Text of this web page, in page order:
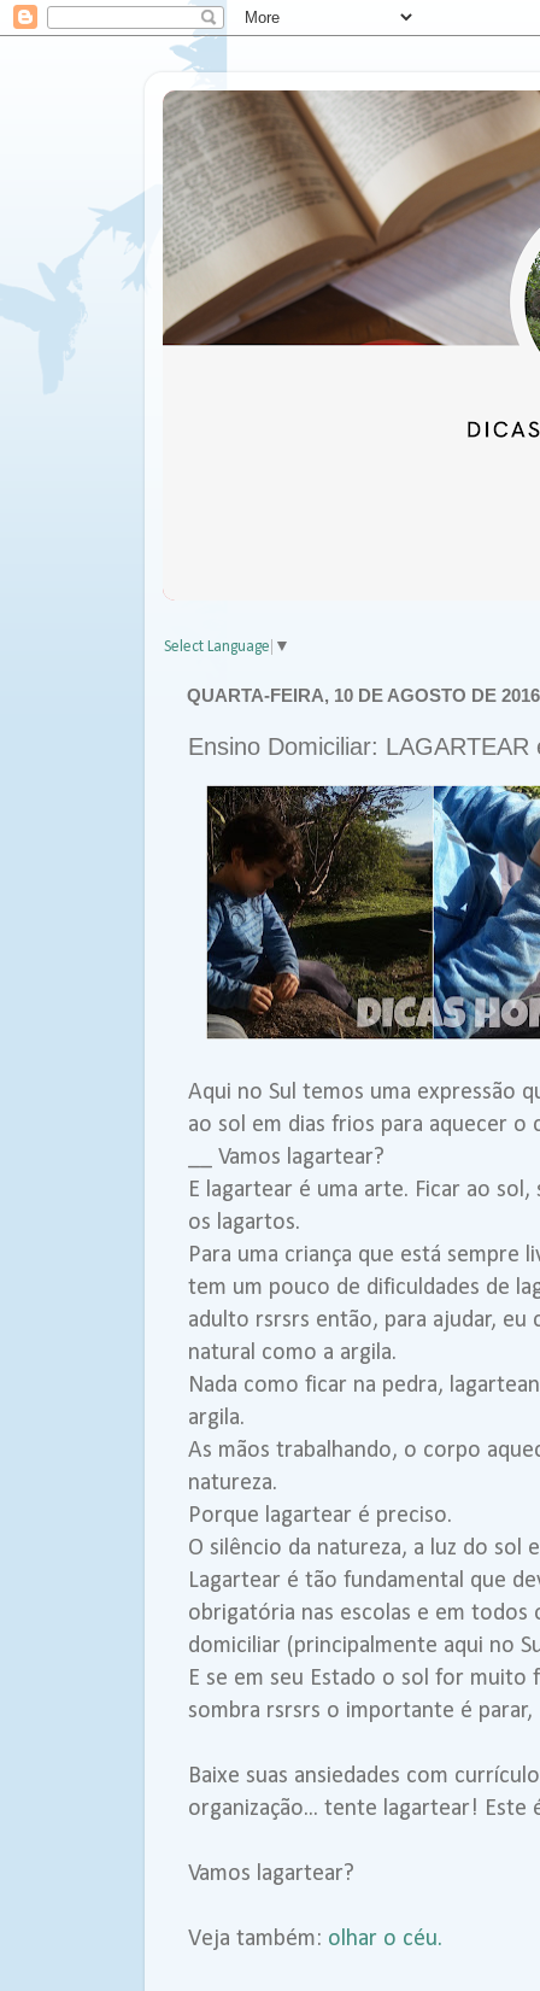
Select Language ▼
QUARTA-FEIRA, 10 DE AGOSTO DE 2016
Ensino Domiciliar: LAGARTEAR
Aqui no Sul temos uma expressão
ao sol em dias frios para aquecer
__ Vamos lagartear?
E lagartear é uma arte. Ficar ao
os lagartos.
Para uma criança que está sempre
tem um pouco de dificuldades de
adulto rsrsrs então, para ajudar,
natural como a argila.
Nada como ficar na pedra,
argila.
As mãos trabalhando, o corpo
natureza.
Porque lagartear é preciso.
O silêncio da natureza, a luz do sol
Lagartear é tão fundamental que
obrigatória nas escolas e em todos
domiciliar (principalmente aqui no
E se em seu Estado o sol for
sombra rsrsrs o importante é
Baixe suas ansiedades com
organização... tente lagartear! Este
Vamos lagartear?
Veja também: olhar o céu.